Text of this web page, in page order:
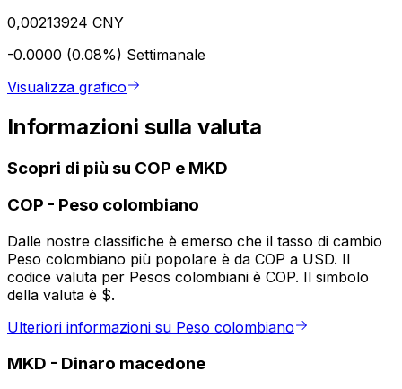
0,00213924 CNY
-0.0000 (0.08%) Settimanale
Visualizza grafico
Informazioni sulla valuta
Scopri di più su COP e MKD
COP - Peso colombiano
Dalle nostre classifiche è emerso che il tasso di cambio
Peso colombiano più popolare è da COP a USD. Il
codice valuta per Pesos colombiani è COP. Il simbolo
della valuta è $.
Ulteriori informazioni su Peso colombiano
MKD - Dinaro macedone